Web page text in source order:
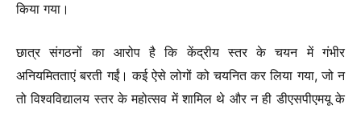
किया गया।
छात्र संगठनों का आरोप है कि केंद्रीय स्तर के चयन में गंभीर
अनियमितताएं बरती गईं। कई ऐसे लोगों को चयनित कर लिया गया, जो न
तो विश्वविद्यालय स्तर के महोत्सव में शामिल थे और न ही डीएसपीएमयू के